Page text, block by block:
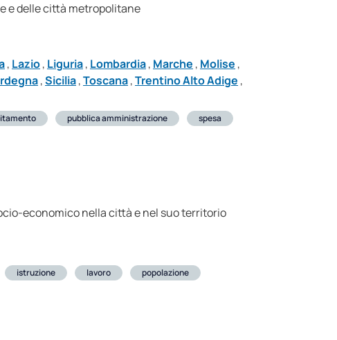
e delle città metropolitane
, Lazio, Liguria, Lombardia, Marche , Molise ,
,Sicilia,Toscana,Trentino Alto Adige ,
pubblica amministrazione spesa
nella città e nel suo territorio
istruzione lavoro
popolazione